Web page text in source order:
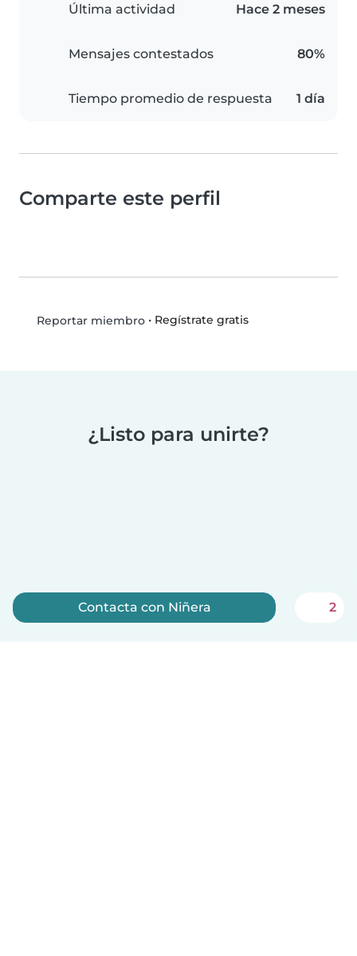
Última actividad Hace 2 meses
Mensajes contestados 80%
Tiempo promedio de respuesta 1 día
Comparte este perfil
Reportar miembro• Regístrate gratis
¿Listo para unirte?
Contacta con Niñera 2